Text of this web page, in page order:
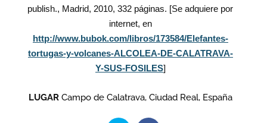
publish., Madrid, 2010, 332 páginas. [Se adquiere por
internet, en
http://www.bubok.com/libros/173584/Elefantes-
tortugas-y-volcanes-ALCOLEA-DE-CALATRAVA-
Y-SUS-FOSILES]
LUGARCampo de Calatrava, Ciudad Real, España